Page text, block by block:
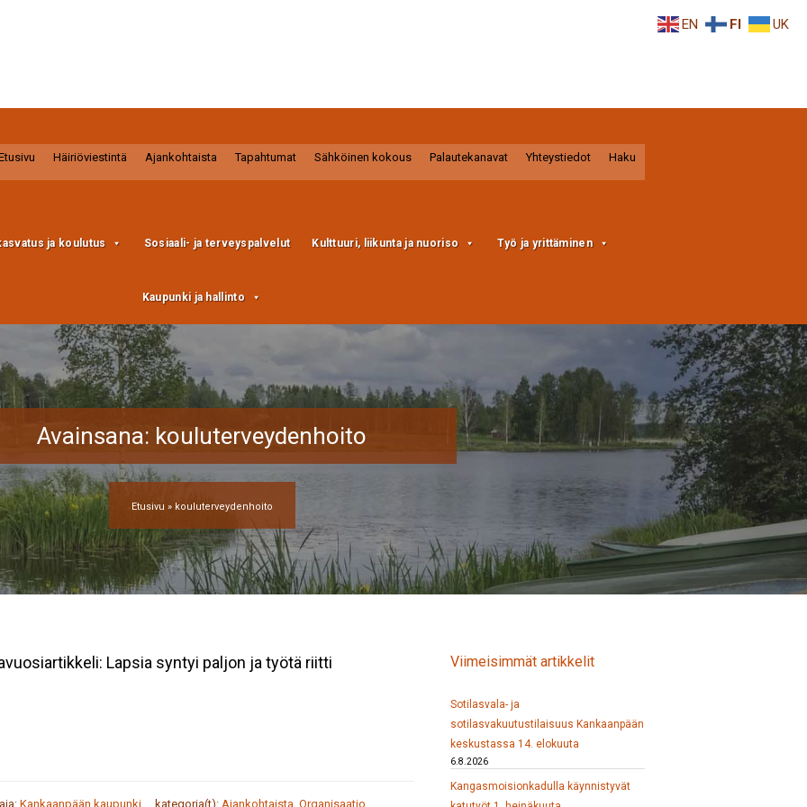
Häiriöviestintä Ajankohtaista Tapahtumat Sähköinen kokous Palautekanavat Yhteystiedot Haku
ja koulutus Sosiaali- ja terveyspalvelut Kulttuuri, liikunta ja nuoriso Työ ja yrittäminen
Kaupunki ja hallinto
Avainsana: kouluterveydenhoito
Etusivu » kouluterveydenhoito
Lapsia syntyi paljon ja työtä riitti
Kankaanpään kaupunki kategoria(t): Ajankohtaista Organisaatio
Viimeisimmät artikkelit
Sotilasvala- ja
sotilasvakuutustilaisuus Kankaanpään
keskustassa 14. elokuuta
6.8.2026
Kangasmoisionkadulla käynnistyvät
EN FI UK